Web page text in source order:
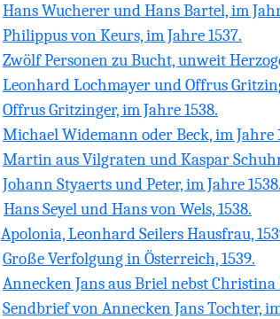
Hans Wucherer und Hans Bartel, im
Philippus von Keurs, im Jahre 1537.
Zwölf Personen zu Bucht, unweit
Leonhard Lochmayer und Offrus
Offrus Gritzinger, im Jahre 1538.
Michael Widemann oder Beck, im Jahre
Martin aus Vilgraten und Kaspar
Johann Styaerts und Peter, im Jahre 1538.
Hans Seyel und Hans von Wels, 1538.
Apolonia, Leonhard Seilers Hausfrau,
Große Verfolgung in Österreich, 1539.
Annecken Jans aus Briel nebst
Sendbrief von Annecken Jans Tochter,